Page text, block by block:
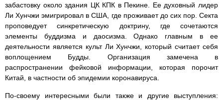
забастовку около здания ЦК КПК в Пекине. Ее духовный лидер
Ли Хунчжи эмигрировал в США, где проживает до сих пор. Секта
проповедует синкретическую доктрину, где сочетаются
элементы буддизма и даосизма. Однако главным в ее
деятельности является культ Ли Хунчжи, который считает себя
воплощением Будды. Организация замечена в
распространении фейковой информации, которая порочит
Китай, в частности об эпидемии коронавируса.
По-своему интересными были также и другие выступления: